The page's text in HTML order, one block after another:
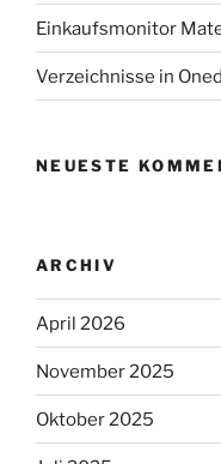
Einkaufsmonitor
Verzeichnisse in
NEUESTE
ARCHIV
April 2026
November 2025
Oktober 2025